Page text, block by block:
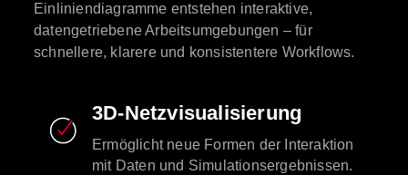
Einliniendiagramme entstehen interaktive,
datengetriebene Arbeitsumgebungen – für
schnellere, klarere und konsistentere Workflows.
3D-Netzvisualisierung
Ermöglicht neue Formen der Interaktion
mit Daten und Simulationsergebnissen.